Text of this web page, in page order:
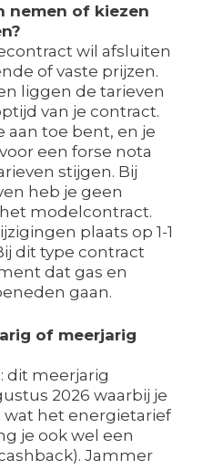
nemen of kiezen
wil afsluiten
of vaste prijzen.
liggen de tarieven
van je contract.
aan toe bent, en je
een forse nota
stijgen. Bij
heb je geen
modelcontract.
plaats op 1-1
dit type contract
dat gas en
gaan.
of meerjarig
dit meerjarig
2026 waarbij je
het energietarief
je ook wel een
Jammer